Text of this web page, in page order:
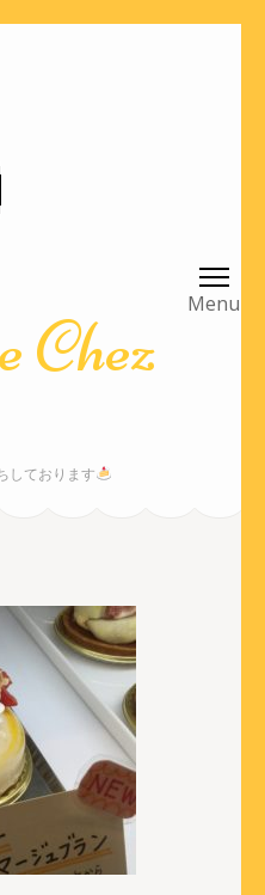
Chez
しております